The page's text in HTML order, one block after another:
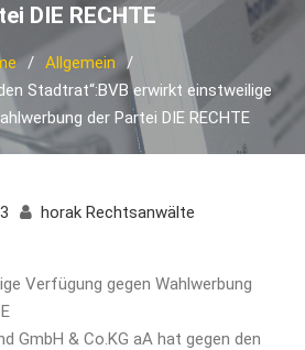
DIE RECHTE
Allgemein
Stadtrat“:BVB erwirkt einstweilige
der Partei DIE RECHTE
horak Rechtsanwälte
Verfügung gegen Wahlwerbung
GmbH & Co.KG aA hat gegen den